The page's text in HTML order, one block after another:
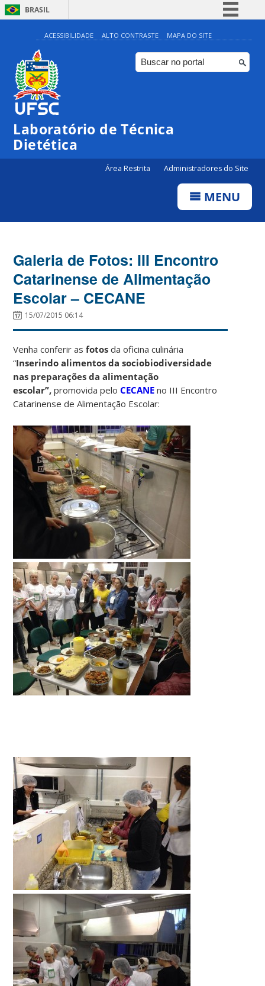
BRASIL
Simplifique!
Comunica BR
Participe
ACESSIBILIDADE ALTO CONTRASTE MAPA DO SITE
Laboratório de Técnica
Dietética
Área Restrita Administradores do Site
MENU
Galeria de Fotos: III Encontro
Catarinense de Alimentação
Escolar – CECANE
15/07/2015 06:14
Venha conferir asfotos da oficina culinária
“Inserindo alimentos da sociobiodiversidade
nas preparações da alimentação
escolar”,promovida peloCECANE no III Encontro
Catarinense de Alimentação Escolar: